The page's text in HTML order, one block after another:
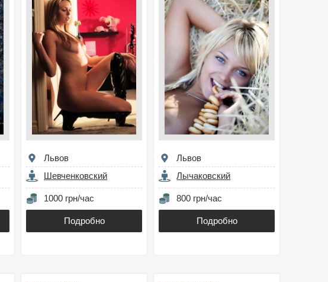
Львов
Шевченковский
1000 грн/час
Подробно
Львов
Лычаковский
800 грн/час
Подробно